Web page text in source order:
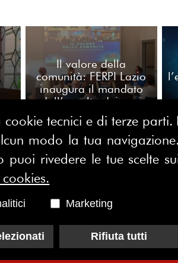
Il valore della
comunità: FERPI Lazio
inaugura il mandato
dall’ascolto dei soci
SITE MAP
CHI SIAMO
ASSOCIAZIONE
SOCI
cookie tecnici e di terze
modo la tua
puoi rivedere le tue scelte
Marketing
Rifiuta tutti